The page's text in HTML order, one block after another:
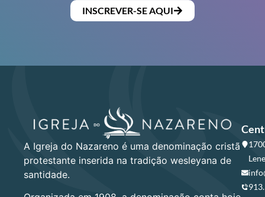
INSCREVER-SE AQUI
A Igreja do Nazareno é uma denominação cristã
protestante inserida na tradição wesleyana de
santidade.